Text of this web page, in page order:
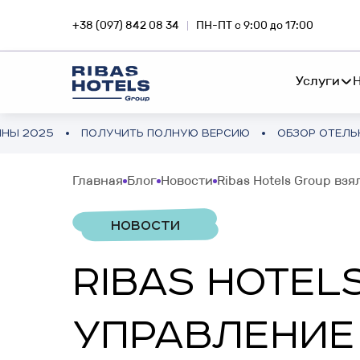
+38 (097) 842 08 34 ПН-ПТ с 9:00 до 17:00
Услуги
ФРАНЧАЙЗИНГ
КОНСАЛТИНГ ПРОЕКТА
АУДИТ ПРОЕКТА
путешествий вместе с Ribas
Hotels
ИНВЕСТИЦИИ ЗА ГРАНИЦЕЙ
Отельный бизнес в Европе и
Азии
ПОЛНУЮ ВЕРСИЮ ОБЗОР ОТЕЛЬНОГО РЫНКА
Главная Блог Новости Ribas Hotels Group
НОВОСТИ
RIBAS